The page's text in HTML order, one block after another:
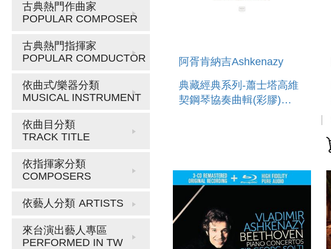
古典熱門作曲家
POPULAR COMPOSER
古典熱門指揮家
POPULAR COMDUCTOR
依曲式/樂器分類
MUSICAL INSTRUMENT
依曲目分類
TRACK TITLE
依指揮家分類
COMPOSERS
依藝人分類 ARTISTS
來台演出藝人專區
PERFORMED IN TW
阿胥肯納吉Ashkenazy
典藏經典系列-蕭士塔高維
契鋼琴協奏曲輯(彩膠)